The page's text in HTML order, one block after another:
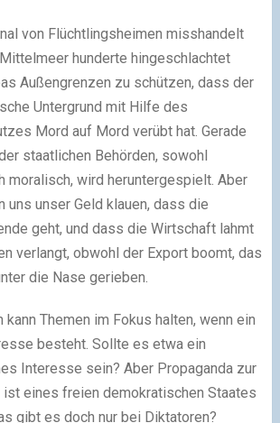
von Flüchtlingsheimen misshandelt
hunderte hingeschlachtet
Außengrenzen zu schützen, dass der
Untergrund mit Hilfe des
Mord auf Mord verübt hat. Gerade
staatlichen Behörden, sowohl
moralisch, wird heruntergespielt. Aber
uns unser Geld klauen, dass die
geht, und dass die Wirtschaft lahmt
verlangt, obwohl der Export boomt, das
die Nase gerieben.
kann Themen im Fokus halten, wenn ein
besteht. Sollte es etwa ein
Interesse sein? Aber Propaganda zur
eines freien demokratischen Staates
gibt es doch nur bei Diktatoren?